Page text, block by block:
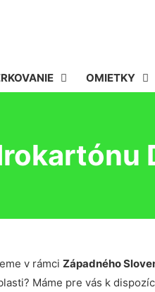
OMIETKY
v rámci Západného
Máme pre vás k